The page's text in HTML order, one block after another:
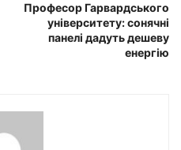
Професор Гарвардського
університету: сонячні
панелі дадуть дешеву
енергію